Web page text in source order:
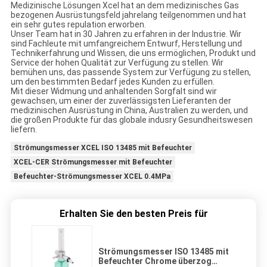
Medizinische Lösungen Xcel hat an dem medizinisches Gas
bezogenen Ausrüstungsfeld jahrelang teilgenommen und hat
ein sehr gutes repulation erworben.
Unser Team hat in 30 Jahren zu erfahren in der Industrie. Wir
sind Fachleute mit umfangreichem Entwurf, Herstellung und
Technikerfahrung und Wissen, die uns ermöglichen, Produkt und
Service der hohen Qualität zur Verfügung zu stellen. Wir
bemühen uns, das passende System zur Verfügung zu stellen,
um den bestimmten Bedarf jedes Kunden zu erfüllen.
Mit dieser Widmung und anhaltenden Sorgfalt sind wir
gewachsen, um einer der zuverlässigsten Lieferanten der
medizinischen Ausrüstung in China, Australien zu werden, und
die großen Produkte für das globale indusry Gesundheitswesen
liefern.
Strömungsmesser XCEL ISO 13485 mit Befeuchter
XCEL-CER Strömungsmesser mit Befeuchter
Befeuchter-Strömungsmesser XCEL 0.4MPa
Erhalten Sie den besten Preis für
Strömungsmesser ISO 13485 mit
Befeuchter Chrome überzog